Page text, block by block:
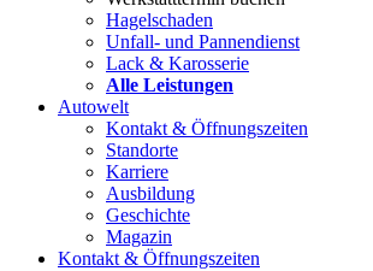
Hagelschaden
Unfall- und Pannendienst
Lack & Karosserie
Alle Leistungen
Autowelt
Kontakt & Öffnungszeiten
Standorte
Karriere
Ausbildung
Geschichte
Magazin
Kontakt & Öffnungszeiten